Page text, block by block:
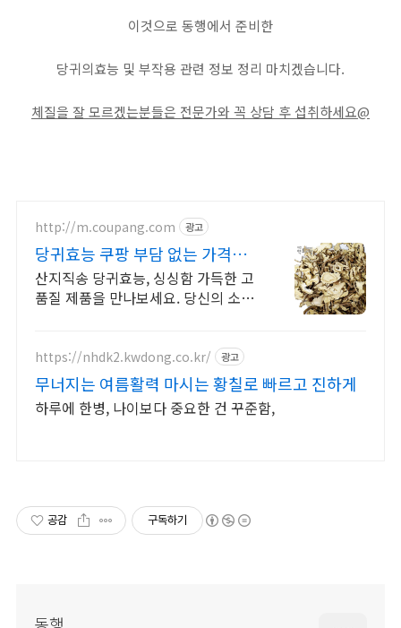
이것으로 동행에서 준비한
당귀의효능 및 부작용 관련 정보 정리 마치겠습니다.
체질을 잘 모르겠는분들은 전문가와 꼭 상담 후 섭취하세요@
http://m.coupang.com 광고
당귀효능 쿠팡 부담 없는 가격의
건강 재료
산지직송 당귀효능, 싱싱함 가득한 고
품질 제품을 만나보세요. 당신의 소중
https://nhdk2.kwdong.co.kr/ 광고
무너지는 여름활력 마시는 황칠로 빠르고 진하게
하루에 한병, 나이보다 중요한 건 꾸준함,
공감 구독하기